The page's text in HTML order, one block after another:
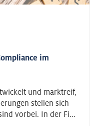
im
und marktreif,
stellen sich
vorbei. In der Fi...